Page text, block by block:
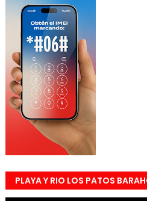
PLAYA Y RIO LOS PATOS